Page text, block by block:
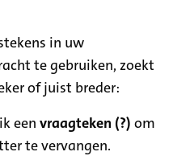
in uw
te gebruiken, zoekt
of juist breder:
eenvraagteken (?) om
te vervangen.